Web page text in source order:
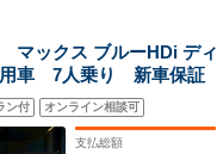
マックス ブルーHDi デ
車 7人乗り 新車保証
ライト AAC アップル
ート アダプティブクル
クハイビーム
ン付 オンライン相談可
支払総額